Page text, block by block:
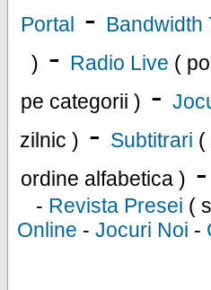
Portal - Bandwidth
) - Radio Live (
pe categorii ) -
zilnic ) - Subtitrari (
ordine alfabetica ) -
- Revista Presei (
Online - Jocuri Noi -